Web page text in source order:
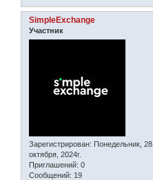
SimpleExchange
Участник
Зарегистрирован: Понедельник, 28
октября, 2024г.
Приглашений: 0
Сообщений: 19